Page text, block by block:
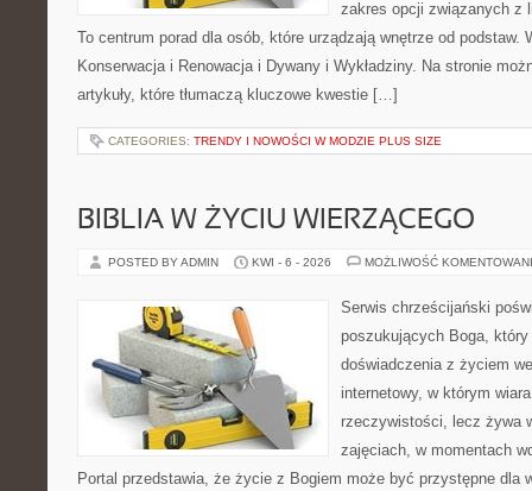
zakres opcji związanych z
To centrum porad dla osób, które urządzają wnętrze od podstaw.
Konserwacja i Renowacja i Dywany i Wykładziny. Na stronie
artykuły, które tłumaczą kluczowe kwestie […]
CATEGORIES: TRENDY I NOWOŚCI W MODZIE PLUS SIZE
BIBLIA W ŻYCIU WIERZĄCEGO
POSTED BY ADMIN KWI - 6 - 2026 MOŻLIWOŚĆ
Serwis chrześcijański
poszukujących Boga,
doświadczenia z życiem
internetowy, w którym
rzeczywistości, lecz żywa
zajęciach, w momentach
Portal przedstawia, że życie z Bogiem może być przystępne dla